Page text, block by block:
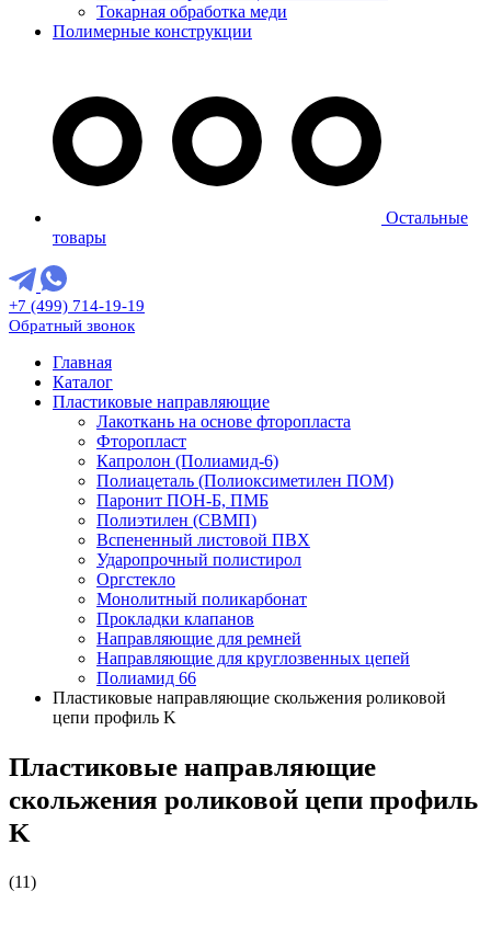
Токарная обработка меди
Полимерные конструкции
Остальные
товары
+7 (499) 714-19-19
Обратный звонок
Главная
Каталог
Пластиковые направляющие
Лакоткань на основе фторопласта
Фторопласт
Капролон (Полиамид-6)
Полиацеталь (Полиоксиметилен ПОМ)
Паронит ПОН-Б, ПМБ
Полиэтилен (СВМП)
Вспененный листовой ПВХ
Ударопрочный полистирол
Оргстекло
Монолитный поликарбонат
Прокладки клапанов
Направляющие для ремней
Направляющие для круглозвенных цепей
Полиамид 66
Пластиковые направляющие скольжения роликовой
цепи профиль K
Пластиковые направляющие
скольжения роликовой цепи профиль
K
(11)